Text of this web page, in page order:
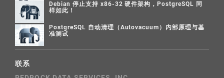
Debian 停止支持 x86-32 硬件架构，PostgreSQL 同
样如此！
PostgreSQL 自动清理（Autovacuum）内部原理与基
准测试
联系